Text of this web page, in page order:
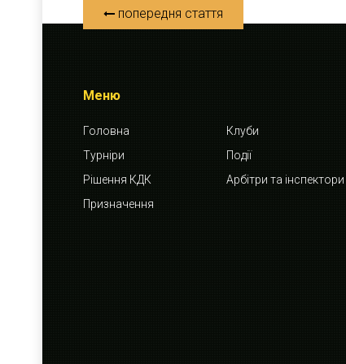
попередня стаття
Меню
Головна
Клуби
Турніри
Події
Рішення КДК
Арбітри та інспектори
Призначення